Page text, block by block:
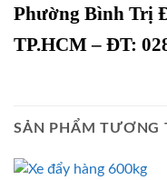
Phường Bình Trị
TP.HCM – ĐT:
SẢN PHẨM TƯƠNG